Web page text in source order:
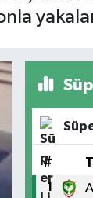
#
1